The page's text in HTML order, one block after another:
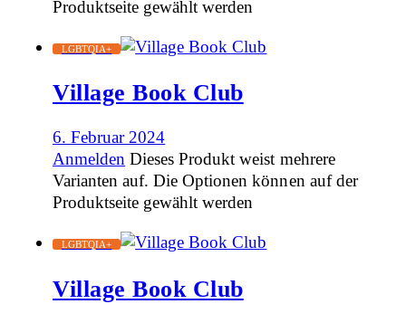
Produktseite gewählt werden
LGBTQIA+
Village Book Club
6. Februar 2024
Anmelden Dieses Produkt weist mehrere
Varianten auf. Die Optionen können auf der
Produktseite gewählt werden
LGBTQIA+
Village Book Club